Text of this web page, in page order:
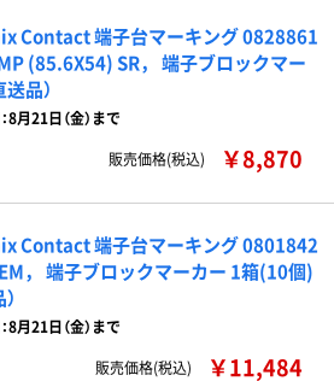
Contact 端子台マーキング 0828861
(85.6X54) SR， 端子ブロックマー
品）
8月21日（金）まで
販売価格(税込)
￥8,870
Contact 端子台マーキング 0801842
， 端子ブロックマーカー 1箱(10個)
8月21日（金）まで
販売価格(税込)
￥11,484